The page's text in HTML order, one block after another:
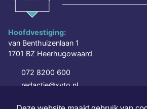
Hoofdvestiging:
van Benthuizenlaan 1
1701 BZ Heerhugowaard
072 8200 600
redactie@xyto.nl